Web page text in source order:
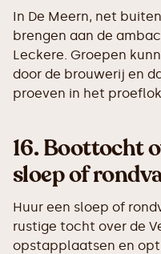
In De Meern, net
brengen aan de
Leckere. Groepen
door de brouwerij en
proeven in het
16.Boottocht
sloep of
Huur een sloep of
rustige tocht over de
opstapplaatsen en